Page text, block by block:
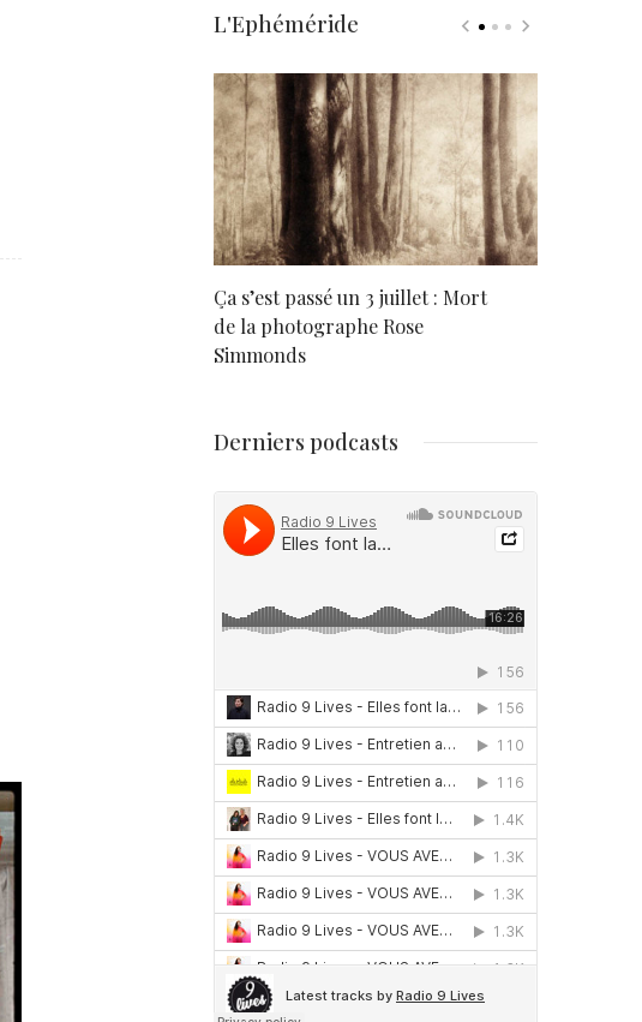
L'Ephéméride
Ça s’est passé un 3 juillet : Mort
de la photographe Rose
Simmonds
Derniers podcasts